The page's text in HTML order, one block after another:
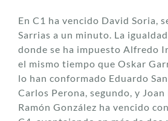
En C1 ha vencido David Soria,
Sarrias a un minuto. La
donde se ha impuesto Alfredo
el mismo tiempo que Oskar
lo han conformado Eduardo
Carlos Perona, segundo, y
Ramón González ha vencido